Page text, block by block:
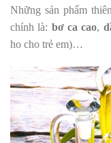
Những sản phẩm
chính là: bơ ca cao,
ho cho trẻ em)…